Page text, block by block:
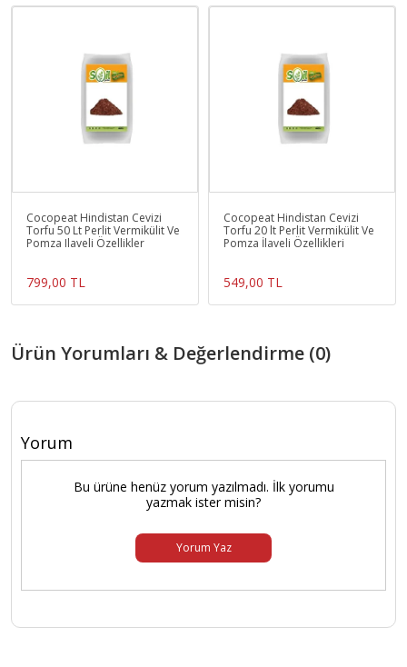
Cocopeat Hindistan Cevizi
Torfu 50 Lt Perlit Vermikülit Ve
Pomza Ilaveli Özellikler
799,00 TL
Cocopeat Hindistan Cevizi
Torfu 20 lt Perlit Vermikülit Ve
Pomza İlaveli Özellikleri
549,00 TL
Ürün Yorumları & Değerlendirme (0)
Yorum
Bu ürüne henüz yorum yazılmadı. İlk yorumu
yazmak ister misin?
Yorum Yaz